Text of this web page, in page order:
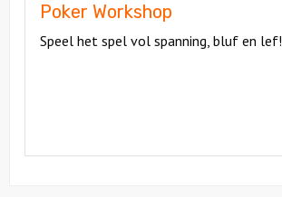
Poker Workshop
Speel het spel vol spanning, bluf en lef!